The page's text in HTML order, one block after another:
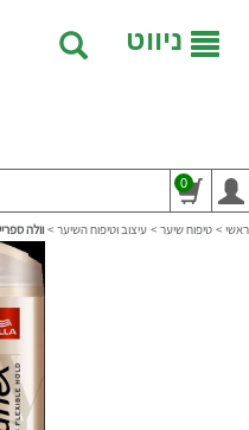
ניווט
0
ראשי > טיפוח שיער > עיצוב וטיפוח השיער > וולה